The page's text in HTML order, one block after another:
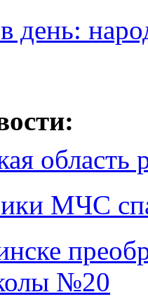
день:
МЧС
№20